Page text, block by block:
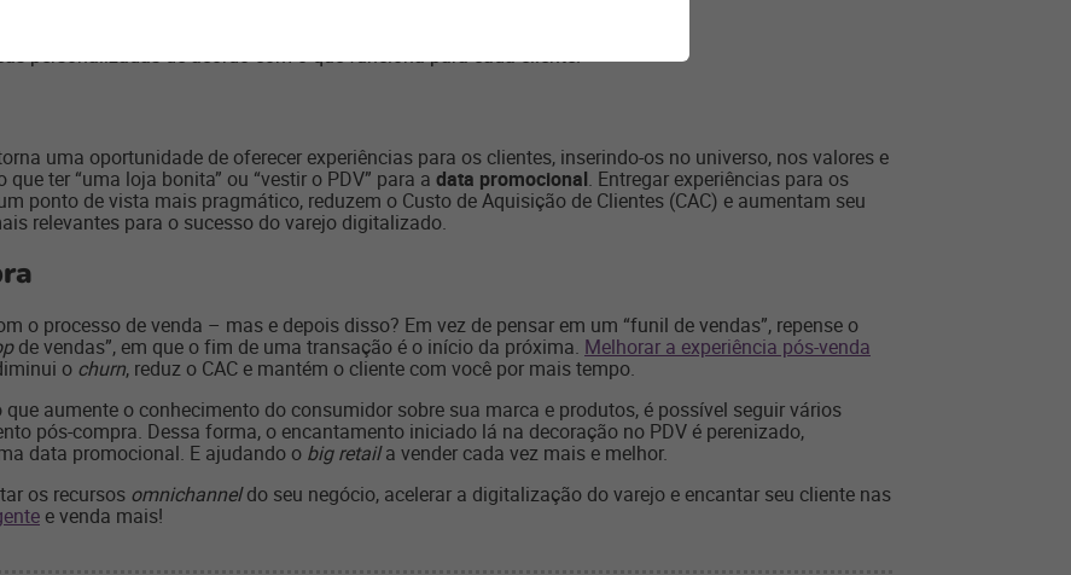
– ou disponibilizá-los logo para os clientes retirarem;
do produto ao que o consumidor aceita pagar por aquele item;
personalizadas de acordo com o que funciona para cada cliente.
uma oportunidade de oferecer experiências para os clientes, inserindo-os no universo, nos valores e
ter “uma loja bonita” ou “vestir o PDV” para a data promocional. Entregar experiências para os
ponto de vista mais pragmático, reduzem o Custo de Aquisição de Clientes (CAC) e aumentam seu
relevantes para o sucesso do varejo digitalizado.
o processo de venda – mas e depois disso? Em vez de pensar em um “funil de vendas”, repense o
de vendas”, em que o fim de uma transação é o início da próxima. Melhorar a experiência pós-venda
o churn, reduz o CAC e mantém o cliente com você por mais tempo.
aumente o conhecimento do consumidor sobre sua marca e produtos, é possível seguir vários
pós-compra. Dessa forma, o encantamento iniciado lá na decoração no PDV é perenizado,
data promocional. E ajudando o big retaila vender cada vez mais e melhor.
os recursos omnichanneldo seu negócio, acelerar a digitalização do varejo e encantar seu cliente nas
e venda mais!